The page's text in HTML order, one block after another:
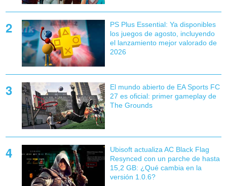
PS Plus Essential: Ya disponibles
los juegos de agosto, incluyendo
el lanzamiento mejor valorado de
2026
El mundo abierto de EA Sports FC
27 es oficial: primer gameplay de
The Grounds
Ubisoft actualiza AC Black Flag
Resynced con un parche de hasta
15,2 GB: ¿Qué cambia en la
versión 1.0.6?